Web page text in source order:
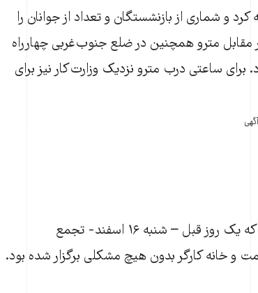
و شماری از بازنشستگان و تعداد از جوانان را
مقابل مترو همچنین در ضلع جنوب‌غربی چهار‌راه
ساعتی درب مترو نزدیک وزارت‌کار نیز برای
آگهی
پلیس در حالی به بازنشستگان در تهران هجوم برد که یک روز قبل – شنبه ۱۶ اسفند- تجمع
و خانه کارگر بدون هیچ مشکلی برگزار شده بود.